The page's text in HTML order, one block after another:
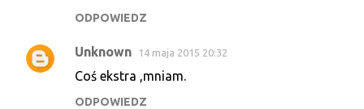
ODPOWIEDZ
Unknown 14 maja 2015 20:32
Coś ekstra ,mniam.
ODPOWIEDZ